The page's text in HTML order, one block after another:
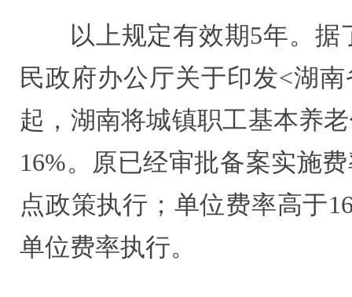
以上规定有效期5年。
民政府办公厅关于印发<湖
起，湖南将城镇职工基本养
16%。原已经审批备案实施
点政策执行；单位费率高于
单位费率执行。